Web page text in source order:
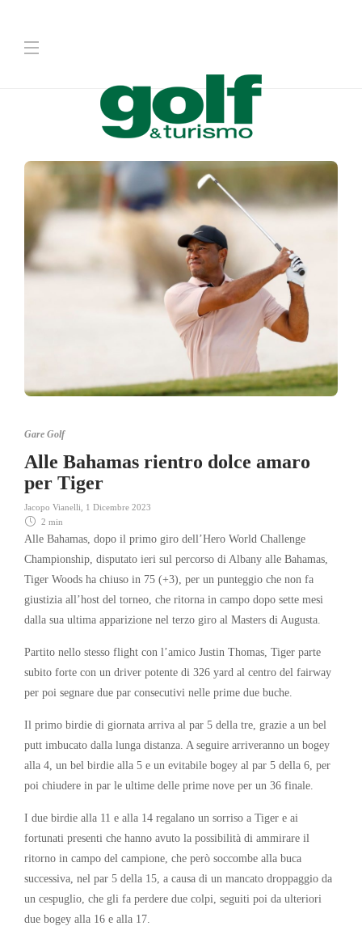
Gare Golf
Alle Bahamas rientro dolce amaro
per Tiger
Jacopo Vianelli
1 Dicembre 2023
2 min
Alle Bahamas, dopo il primo giro dell’Hero World Challenge
Championship, disputato ieri sul percorso di Albany alle Bahamas,
Tiger Woods ha chiuso in 75 (+3), per un punteggio che non fa
giustizia all’host del torneo, che ritorna in campo dopo sette mesi
dalla sua ultima apparizione nel terzo giro al Masters di Augusta.
Partito nello stesso flight con l’amico Justin Thomas, Tiger parte
subito forte con un driver potente di 326 yard al centro del fairway
per poi segnare due par consecutivi nelle prime due buche.
Il primo birdie di giornata arriva al par 5 della tre, grazie a un bel
putt imbucato dalla lunga distanza. A seguire arriveranno un bogey
alla 4, un bel birdie alla 5 e un evitabile bogey al par 5 della 6, per
poi chiudere in par le ultime delle prime nove per un 36 finale.
I due birdie alla 11 e alla 14 regalano un sorriso a Tiger e ai
fortunati presenti che hanno avuto la possibilità di ammirare il
ritorno in campo del campione, che però soccombe alla buca
successiva, nel par 5 della 15, a causa di un mancato droppaggio da
un cespuglio, che gli fa perdere due colpi, seguiti poi da ulteriori
due bogey alla 16 e alla 17.